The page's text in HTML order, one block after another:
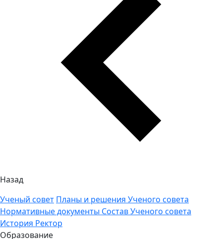
Назад
Ученый совет Планы и решения Ученого совета
Нормативные документы Состав Ученого совета
История Ректор
Образование